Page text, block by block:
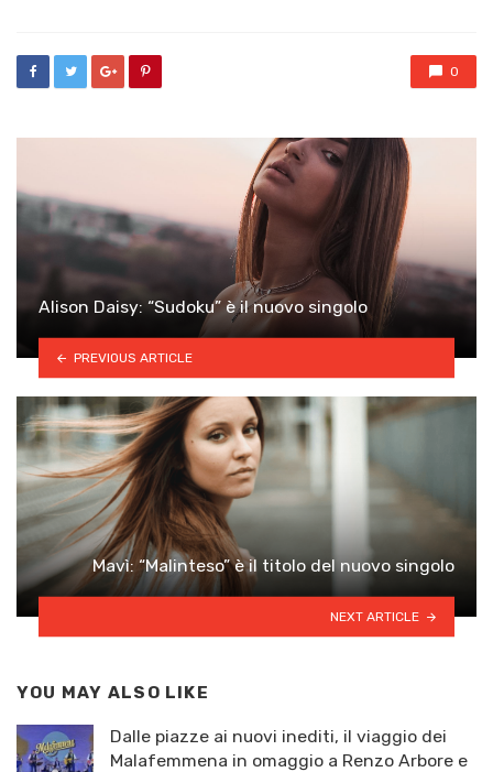
0
Alison Daisy: “Sudoku” è il nuovo singolo
PREVIOUS ARTICLE
Mavì: “Malinteso” è il titolo del nuovo singolo
NEXT ARTICLE
YOU MAY ALSO LIKE
Dalle piazze ai nuovi inediti, il viaggio dei
Malafemmena in omaggio a Renzo Arbore e